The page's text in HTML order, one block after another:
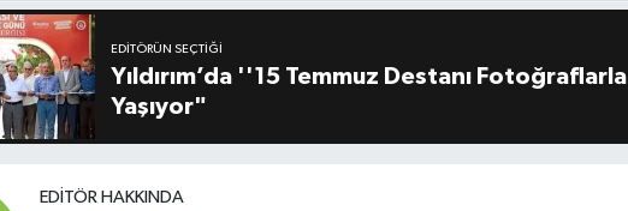
EDITÖRÜN SEÇTIĞI
Yıldırım’da ''15 Temmuz Destanı Fotoğraflarla
Yaşıyor"
EDITÖR HAKKINDA